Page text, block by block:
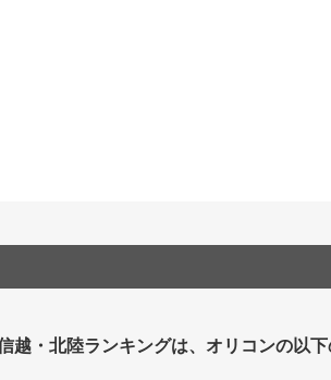
越・北陸ランキングは、オリコンの以